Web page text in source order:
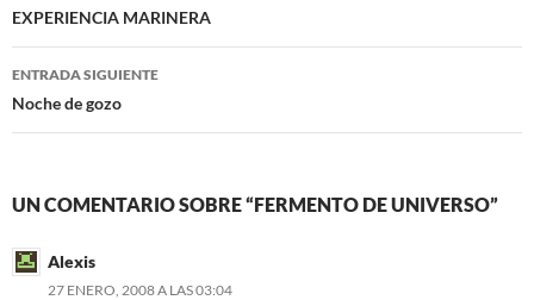
de
entradas
EXPERIENCIA MARINERA
ENTRADA SIGUIENTE
Noche de gozo
UN COMENTARIO SOBRE “FERMENTO DE UNIVERSO”
Alexis
27 ENERO, 2008 A LAS 03:04